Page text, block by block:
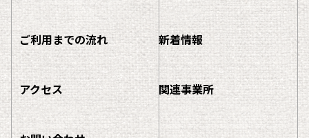
ご利用までの流れ 新着情報
アクセス 関連事業所